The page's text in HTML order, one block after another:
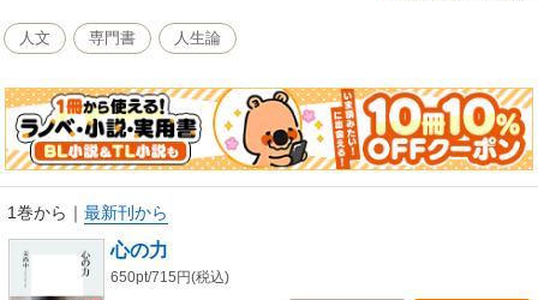
の実質を太くする生き方を提唱した、新しいスタイルの物語人生論。【目
次】第一章 現代という武器なき戦場/第二章 なぜ生きづらいのか/第三章
「魔の山（イニシエーション）」の力/第四章 真ん中でいこう/第五章
「語り継ぐ」ということ/終章 いまこそ「心の力」/おわりに
人文 専門書 人生論
1巻から ｜ 最新刊から
心の力
650pt/715円(税込)